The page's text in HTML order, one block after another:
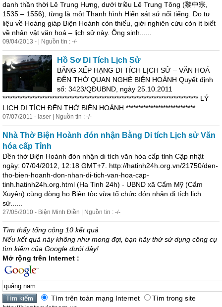
danh thần thời Lê Trung Hưng, dưới triều Lê Trung Tông (黎中宗,
1535 – 1556), từng là một Thanh hình Hiến sát sứ nổi tiếng. Do tư
liệu về Hoàng giáp Biện Hoành còn thiếu, giới nghiên cứu còn ít biết
về nhân vật văn hoá – lịch sử này. Ông sinh......
09/04/2013 - | Nguồn tin : -/-
Hồ Sơ Di Tích Lịch Sử
BẰNG XẾP HẠNG DI TÍCH LỊCH SỬ – VĂN HOÁ
ĐỀN THỜ QUAN NGHÈ BIỆN HOÀNH Quyết định
số: 3423/QĐUBND, ngày 25.10.2011
******************************************************************************* LÝ
LỊCH DI TÍCH ĐỀN THỜ BIỆN HOÀNH ****************************...
07/07/2011 - laser | Nguồn tin : -/-
Nhà Thờ Biện Hoành đón nhận Bằng Di tích Lịch sử Văn
hóa cấp Tỉnh
Đền thờ Biện Hoành đón nhận di tích văn hóa cấp tỉnh Cập nhật
ngày: 07/04/2012, 12:18 GMT+7. http://hatinh24h.org.vn/21750/den-
tho-bien-hoanh-don-nhan-di-tich-van-hoa-cap-
tinh.hatinh24h.org.html (Ha Tinh 24h) - UBND xã Cẩm Mỹ (Cẩm
Xuyên) cùng dòng họ Biện tộc vừa tổ chức đón nhận di tích lịch
sử......
27/05/2010 - Biện Minh Điền | Nguồn tin : -/-
Tìm thấy tổng cộng 10 kết quả
Nếu kết quả này không như mong đợi, bạn hãy thử sử dụng công cụ
tìm kiếm của Google dưới đây!
Mở rộng trên Internet :
Tìm trên toàn mạng Internet
Tìm trong site